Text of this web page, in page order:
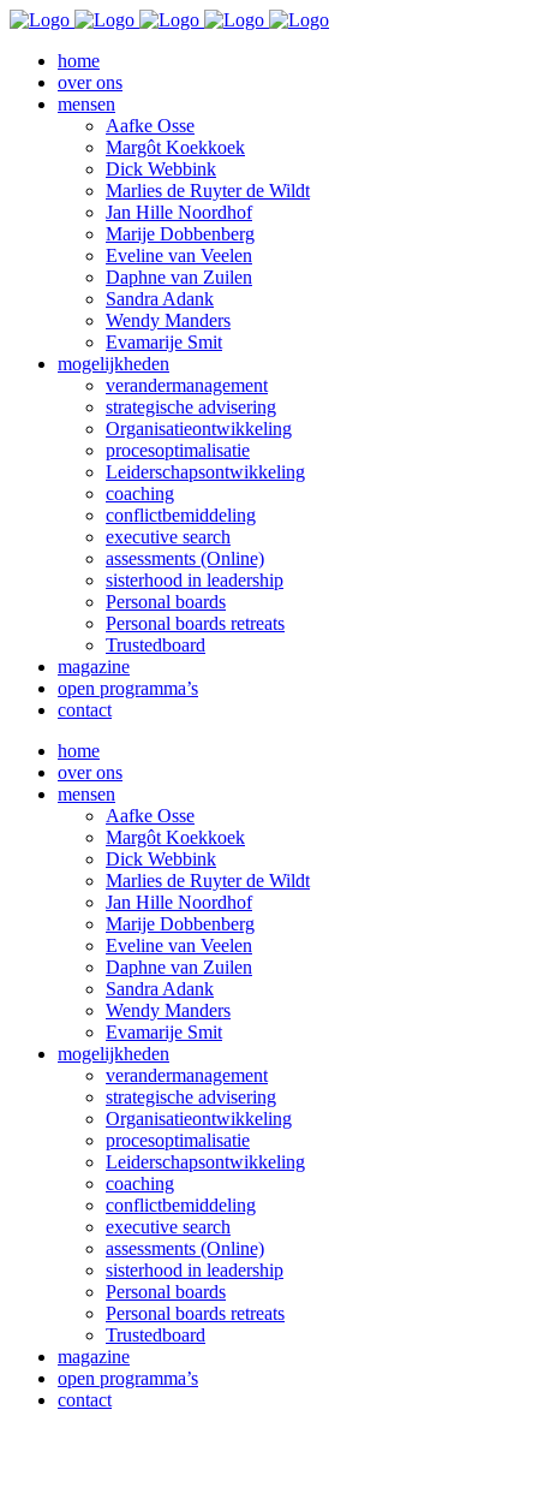
home
over ons
mensen
Aafke Osse
Margôt Koekkoek
Dick Webbink
Marlies de Ruyter de Wildt
Jan Hille Noordhof
Marije Dobbenberg
Eveline van Veelen
Daphne van Zuilen
Sandra Adank
Wendy Manders
Evamarije Smit
mogelijkheden
verandermanagement
strategische advisering
Organisatieontwikkeling
procesoptimalisatie
Leiderschapsontwikkeling
coaching
conflictbemiddeling
executive search
assessments (Online)
sisterhood in leadership
Personal boards
Personal boards retreats
Trustedboard
magazine
open programma’s
contact
home
over ons
mensen
Aafke Osse
Margôt Koekkoek
Dick Webbink
Marlies de Ruyter de Wildt
Jan Hille Noordhof
Marije Dobbenberg
Eveline van Veelen
Daphne van Zuilen
Sandra Adank
Wendy Manders
Evamarije Smit
mogelijkheden
verandermanagement
strategische advisering
Organisatieontwikkeling
procesoptimalisatie
Leiderschapsontwikkeling
coaching
conflictbemiddeling
executive search
assessments (Online)
sisterhood in leadership
Personal boards
Personal boards retreats
Trustedboard
magazine
open programma’s
contact